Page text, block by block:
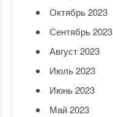
Октябрь 2023
Сентябрь 2023
Август 2023
Июль 2023
Июнь 2023
Май 2023